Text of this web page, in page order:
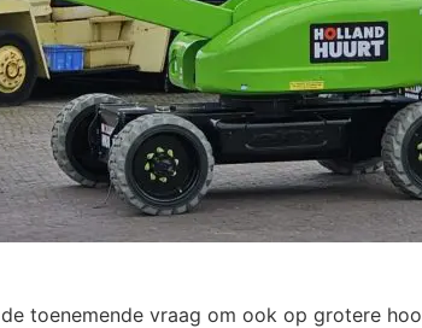
toenemende vraag om ook op grotere